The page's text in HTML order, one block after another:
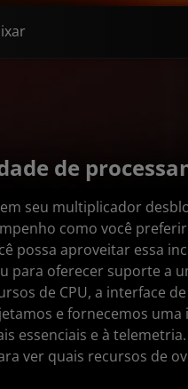
de
seu multiplicador
como você
possa aproveitar essa
para oferecer suporte a
de CPU, a interface
e fornecemos
essenciais e à
ver quais recursos de